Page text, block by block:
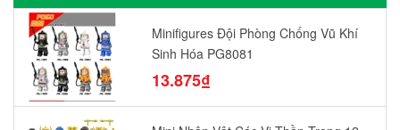
Minifigures Đội Phòng Chống Vũ Khí
Sinh Hóa PG8081
13.875₫